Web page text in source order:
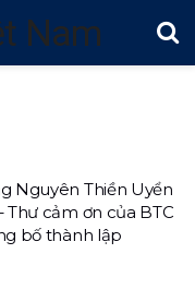
Nguyên Thiền Uyển
cảm ơn của BTC
bố thành lập